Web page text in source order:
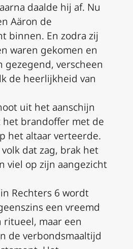
daalde hij af. Nu
Aäron de
binnen. En zodra zij
waren gekomen en
gezegend, verscheen
de heerlijkheid van
uit het aanschijn
het brandoffer met de
het altaar verteerde.
dat zag, brak het
viel op zijn aangezicht
Rechters 6 wordt
een vreemd
ritueel, maar een
de verbondsmaaltijd